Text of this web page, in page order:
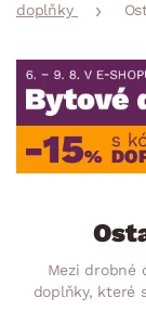
doplňky
Mezi drobné
doplňky, které